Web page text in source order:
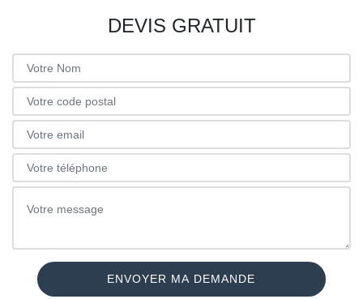
DEVIS GRATUIT